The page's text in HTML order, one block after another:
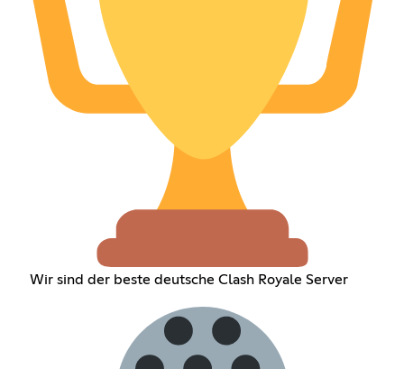
Wir sind der beste deutsche Clash Royale Server